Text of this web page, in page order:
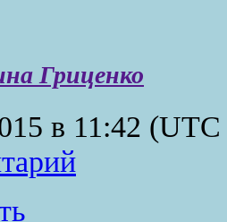
Гриценко
в 11:42 (UTC